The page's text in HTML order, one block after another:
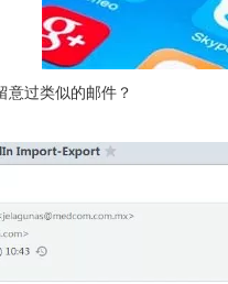
过类似的邮件？